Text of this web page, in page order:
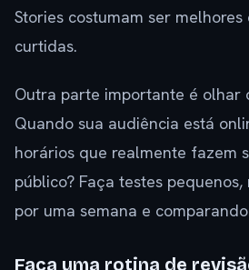
Stories costumam ser
curtidas.
Outra parte importante é olhar
Quando sua audiência está
horários que realmente fazem
público? Faça testes
por uma semana e
Faça uma rotina de